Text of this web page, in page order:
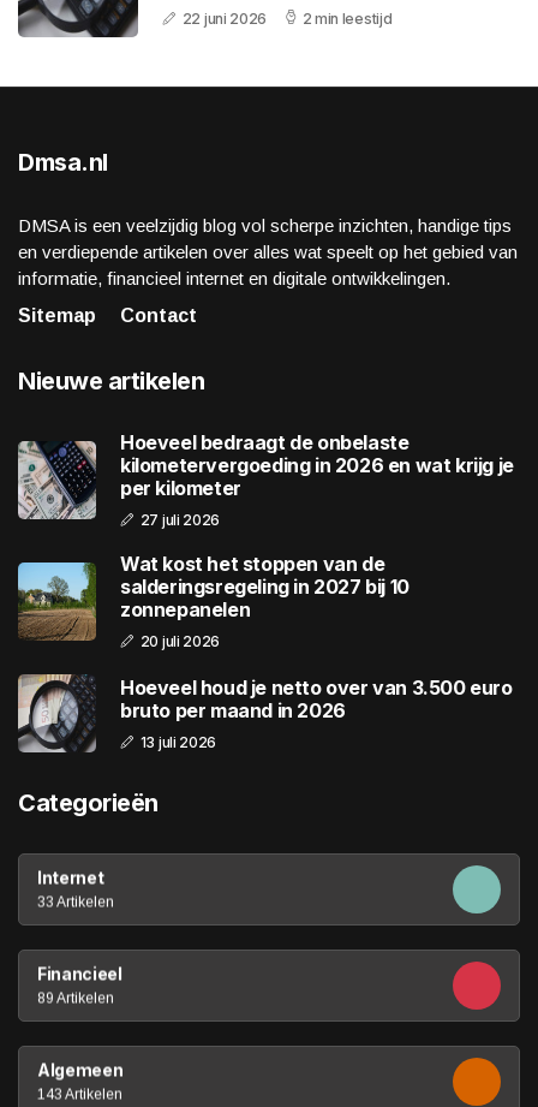
22 juni 2026 2 min leestijd
Dmsa.nl
DMSA is een veelzijdig blog vol scherpe inzichten, handige tips
en verdiepende artikelen over alles wat speelt op het gebied van
informatie, financieel internet en digitale ontwikkelingen.
Sitemap
Contact
Nieuwe artikelen
Hoeveel bedraagt de onbelaste
kilometervergoeding in 2026 en wat krijg je
per kilometer
27 juli 2026
Wat kost het stoppen van de
salderingsregeling in 2027 bij 10
zonnepanelen
20 juli 2026
Hoeveel houd je netto over van 3.500 euro
bruto per maand in 2026
13 juli 2026
Categorieën
Internet
33 Artikelen
Financieel
89 Artikelen
Algemeen
143 Artikelen